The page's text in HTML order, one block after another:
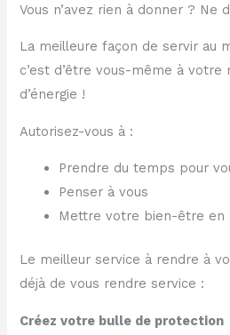
Vous n’avez rien à donner ? Ne
La meilleure façon de servir au
c’est d’être vous-même à votre
d’énergie !
Autorisez-vous à :
Prendre du temps pour
Penser à vous
Mettre votre bien-être en
Le meilleur service à rendre à
déjà de vous rendre service :
Créez votre bulle de protection